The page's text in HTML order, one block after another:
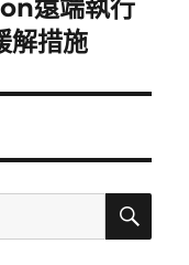
遠端執行
解措施
搜